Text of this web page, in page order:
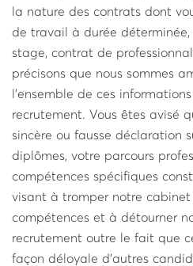
la nature des contrats dont
de travail à durée
stage, contrat de
précisons que nous sommes
l’ensemble de ces
recrutement. Vous êtes avisé
sincère ou fausse déclaration
diplômes, votre parcours
compétences spécifiques
visant à tromper notre cabinet
compétences et à détourner
recrutement outre le fait que
façon déloyale d’autres